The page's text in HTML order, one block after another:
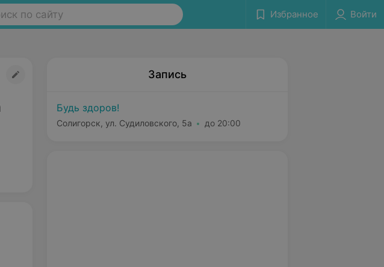
по сайту Избранное Войти
Запись
Будь здоров!
Солигорск, ул. Судиловского, 5а до 20:00